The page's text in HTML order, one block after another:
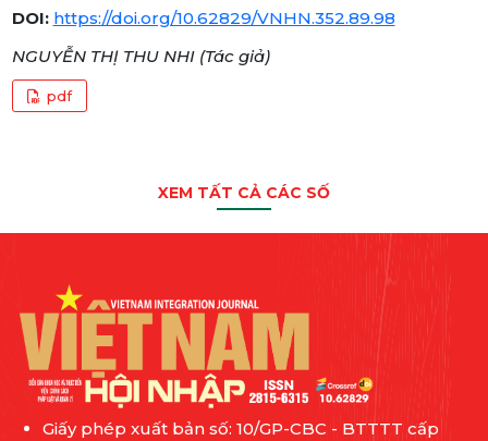
DOI: https://doi.org/10.62829/VNHN.352.89.98
NGUYỄN THỊ THU NHI (Tác giả)
pdf
XEM TẤT CẢ CÁC SỐ
Giấy phép xuất bản số: 10/GP-CBC - BTTTT cấp